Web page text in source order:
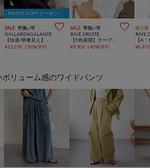
MAX15％OFFクーポン
SALE 手洗い可 
GALLARDAGALANTE
¥13,090 (30%OFF)
SALE 手洗い可 
RIVE DROITE
【5色展開】テープヤーンボートネックニット
¥9,900 (40%OFF)
再入荷
RIVE
¥
ボリューム感のワイドパンツ